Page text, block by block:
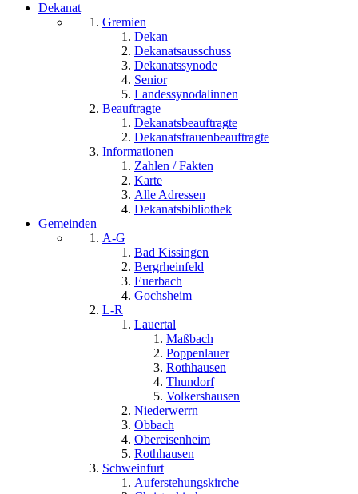
Dekanat
Gremien
Dekan
Dekanatsausschuss
Dekanatssynode
Senior
Landessynodalinnen
Beauftragte
Dekanatsbeauftragte
Dekanatsfrauenbeauftragte
Informationen
Zahlen / Fakten
Karte
Alle Adressen
Dekanatsbibliothek
Gemeinden
A-G
Bad Kissingen
Bergrheinfeld
Euerbach
Gochsheim
L-R
Lauertal
Maßbach
Poppenlauer
Rothhausen
Thundorf
Volkershausen
Niederwerrn
Obbach
Obereisenheim
Rothhausen
Schweinfurt
Auferstehungskirche